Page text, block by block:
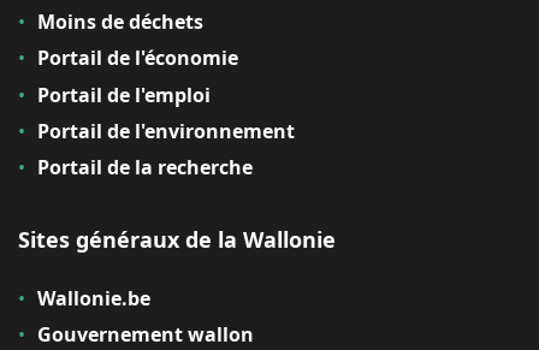
Moins de déchets
Portail de l'économie
Portail de l'emploi
Portail de l'environnement
Portail de la recherche
Sites généraux de la Wallonie
Wallonie.be
Gouvernement wallon